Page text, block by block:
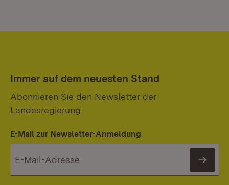
Immer auf dem neuesten Stand
Abonnieren Sie den Newsletter der
Landesregierung.
E-Mail zur Newsletter-Anmeldung